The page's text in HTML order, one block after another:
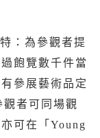
：為參觀者提
飽覽數千件當
參展藝術品定
者可同場觀
可在「Young